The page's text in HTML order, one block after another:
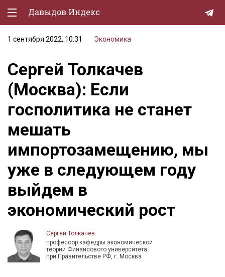
Давыдов.Индекс
Политическая жизнь
Экономика
Природа
Образование
Спорт
Культура
Lifestyle
Мурзилка
1 сентября 2022, 10:31 Экономика
Сергей Толкачев
(Москва): Если
госполитика не станет
мешать
импортозамещению, мы
уже в следующем году
выйдем в
экономический рост
Сергей Толкачев
профессор кафедры экономической
теории Финансового университета
при Правительстве РФ, г. Москва